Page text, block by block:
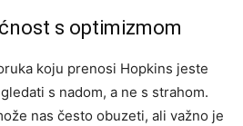
s optimizmom
koju prenosi Hopkins jeste
s nadom, a ne s strahom.
nas često obuzeti, ali važno je